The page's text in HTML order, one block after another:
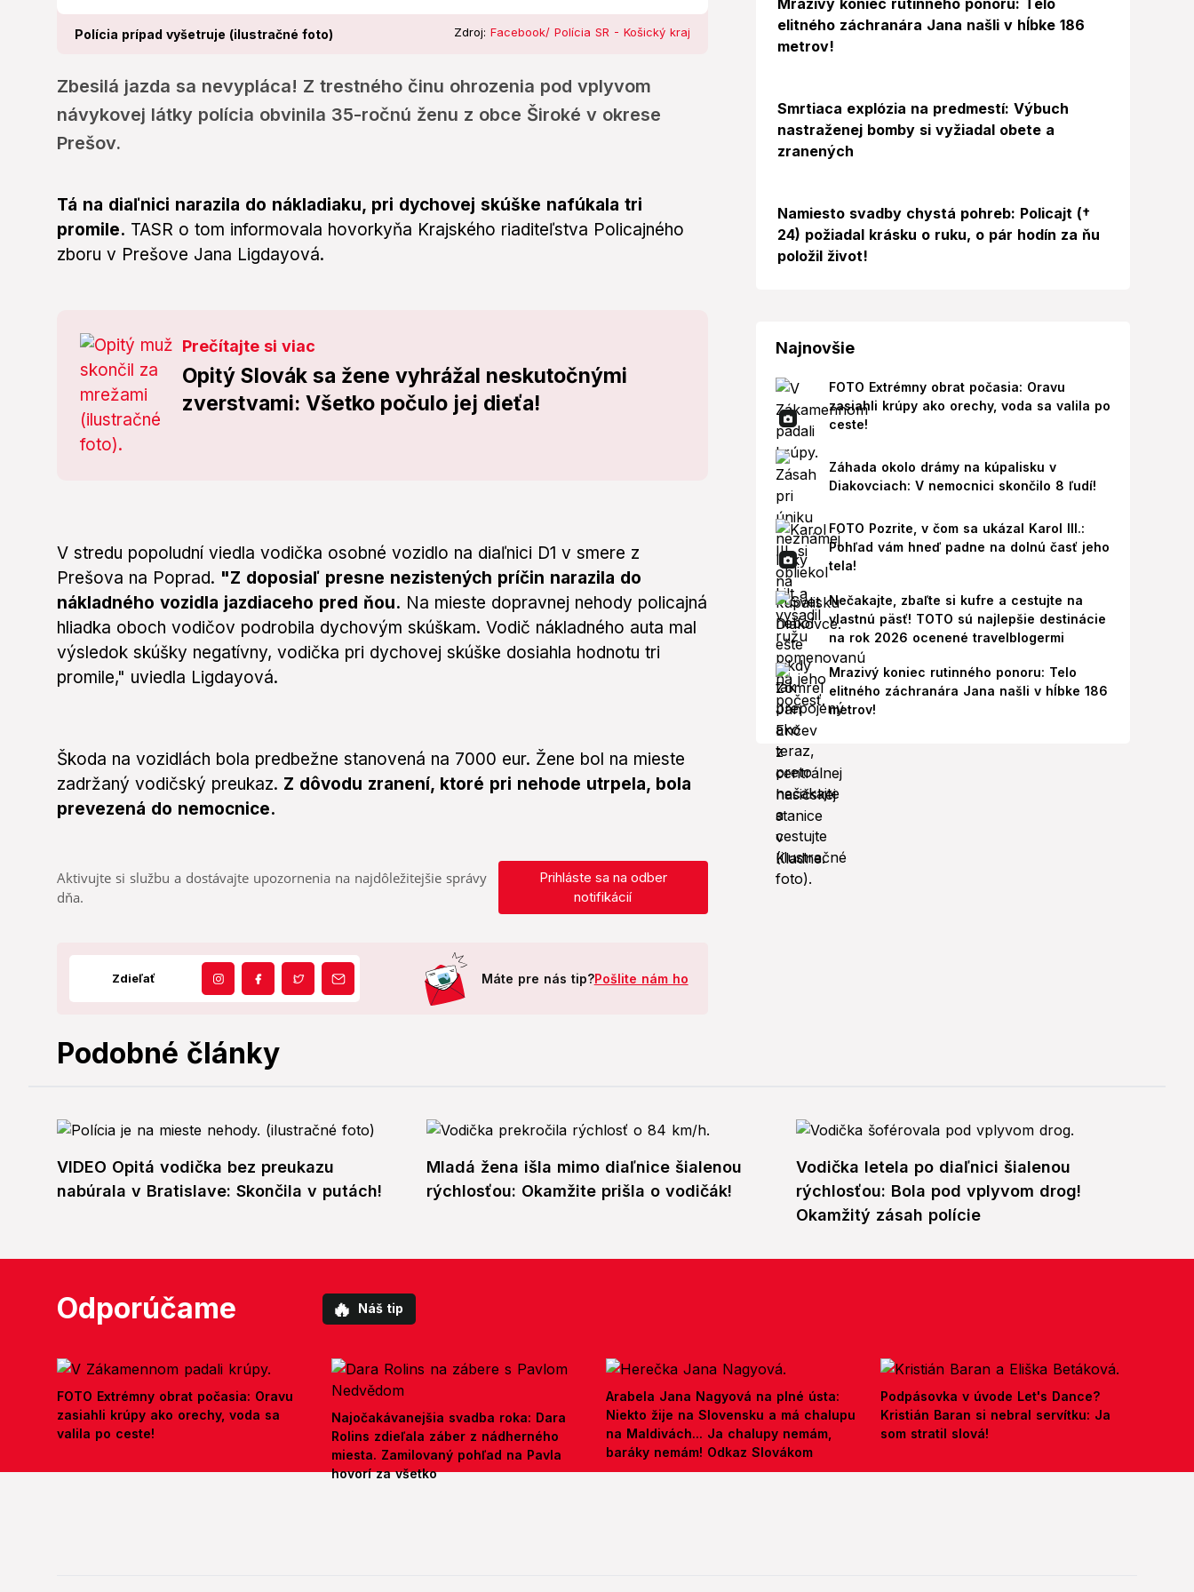
Polícia prípad vyšetruje (ilustračné foto) Zdroj: Facebook/ Polícia SR - Košický kraj
Zbesilá jazda sa nevypláca! Z trestného činu ohrozenia pod vplyvom
návykovej látky polícia obvinila 35-ročnú ženu z obce Široké v okrese
Prešov.
Tá na diaľnici narazila do nákladiaku, pri dychovej skúške nafúkala tri
promile. TASR o tom informovala hovorkyňa Krajského riaditeľstva Policajného
zboru v Prešove Jana Ligdayová.
Prečítajte si viac
Opitý Slovák sa žene vyhrážal neskutočnými
zverstvami: Všetko počulo jej dieťa!
V stredu popoludní viedla vodička osobné vozidlo na diaľnici D1 v smere z
Prešova na Poprad. "Z doposiaľ presne nezistených príčin narazila do
nákladného vozidla jazdiaceho pred ňou. Na mieste dopravnej nehody policajná
hliadka oboch vodičov podrobila dychovým skúškam. Vodič nákladného auta mal
výsledok skúšky negatívny, vodička pri dychovej skúške dosiahla hodnotu tri
promile," uviedla Ligdayová.
Škoda na vozidlách bola predbežne stanovená na 7000 eur. Žene bol na mieste
zadržaný vodičský preukaz. Z dôvodu zranení, ktoré pri nehode utrpela, bola
prevezená do nemocnice.
Aktivujte si službu a dostávajte upozornenia na najdôležitejšie správy
dňa.
Prihláste sa na odber
notifikácií
Zdieľať Máte pre nás tip?Pošlite nám ho
Mrazivý koniec rutinného ponoru: Telo
elitného záchranára Jana našli v hĺbke 186
metrov!
Smrtiaca explózia na predmestí: Výbuch
nastraženej bomby si vyžiadal obete a
zranených
Namiesto svadby chystá pohreb: Policajt (†
24) požiadal krásku o ruku, o pár hodín za ňu
položil život!
Najnovšie
FOTO Extrémny obrat počasia: Oravu
zasiahli krúpy ako orechy, voda sa valila po
ceste!
Záhada okolo drámy na kúpalisku v
Diakovciach: V nemocnici skončilo 8 ľudí!
FOTO Pozrite, v čom sa ukázal Karol III.:
Pohľad vám hneď padne na dolnú časť jeho
tela!
Nečakajte, zbaľte si kufre a cestujte na
vlastnú päsť! TOTO sú najlepšie destinácie
na rok 2026 ocenené travelblogermi
Mrazivý koniec rutinného ponoru: Telo
elitného záchranára Jana našli v hĺbke 186
metrov!
Podobné články
VIDEO Opitá vodička bez preukazu
nabúrala v Bratislave: Skončila v putách!
Mladá žena išla mimo diaľnice šialenou
rýchlosťou: Okamžite prišla o vodičák!
Vodička letela po diaľnici šialenou
rýchlosťou: Bola pod vplyvom drog!
Okamžitý zásah polície
Odporúčame 🔥 Náš tip
FOTO Extrémny obrat počasia: Oravu
zasiahli krúpy ako orechy, voda sa
valila po ceste!
Najočakávanejšia svadba roka: Dara
Rolins zdieľala záber z nádherného
miesta. Zamilovaný pohľad na Pavla
hovorí za všetko
Arabela Jana Nagyová na plné ústa:
Niekto žije na Slovensku a má chalupu
na Maldivách... Ja chalupy nemám,
baráky nemám! Odkaz Slovákom
Podpásovka v úvode Let's Dance?
Kristián Baran si nebral servítku: Ja
som stratil slová!